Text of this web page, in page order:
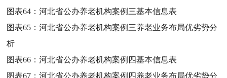
图表64：河北省公办养老机构案例三基本信息表
图表65：河北省公办养老机构案例三养老业务布局优劣势分
析
图表66：河北省公办养老机构案例四基本信息表
图表67：河北省公办养老机构案例四养老业务布局优劣势分